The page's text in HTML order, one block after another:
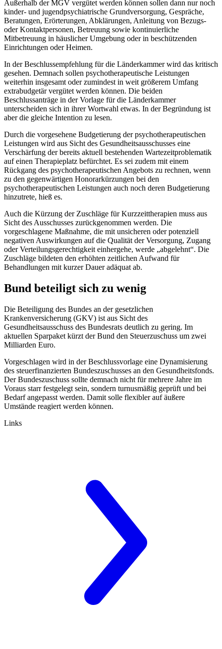
Außerhalb der MGV vergütet werden können sollen dann nur noch
kinder- und jugendpsychiatrische Grundversorgung, Gespräche,
Beratungen, Erörterungen, Abklärungen, Anleitung von Bezugs-
oder Kontaktpersonen, Betreuung sowie kontinuierliche
Mitbetreuung in häuslicher Umgebung oder in beschützenden
Einrichtungen oder Heimen.
In der Beschlussempfehlung für die Länderkammer wird das kritisch
gesehen. Demnach sollen psychotherapeutische Leistungen
weiterhin insgesamt oder zumindest in weit größerem Umfang
extrabudgetär vergütet werden können. Die beiden
Beschlussanträge in der Vorlage für die Länderkammer
unterscheiden sich in ihrer Wortwahl etwas. In der Begründung ist
aber die gleiche Intention zu lesen.
Durch die vorgesehene Budgetierung der psychotherapeutischen
Leistungen wird aus Sicht des Gesundheitsausschusses eine
Verschärfung der bereits aktuell bestehenden Wartezeitproblematik
auf einen Therapieplatz befürchtet. Es sei zudem mit einem
Rückgang des psychotherapeutischen Angebots zu rechnen, wenn
zu den gegenwärtigen Honorarkürzungen bei den
psychotherapeutischen Leistungen auch noch deren Budgetierung
hinzutrete, hieß es.
Auch die Kürzung der Zuschläge für Kurzzeittherapien muss aus
Sicht des Ausschusses zurückgenommen werden. Die
vorgeschlagene Maßnahme, die mit unsicheren oder potenziell
negativen Auswirkungen auf die Qualität der Versorgung, Zugang
oder Verteilungsgerechtigkeit einhergehe, werde „abgelehnt“. Die
Zuschläge bildeten den erhöhten zeitlichen Aufwand für
Behandlungen mit kurzer Dauer adäquat ab.
Bund beteiligt sich zu wenig
Die Beteiligung des Bundes an der gesetzlichen
Krankenversicherung (GKV) ist aus Sicht des
Gesundheitsausschuss des Bundesrats deutlich zu gering. Im
aktuellen Sparpaket kürzt der Bund den Steuerzuschuss um zwei
Milliarden Euro.
Vorgeschlagen wird in der Beschlussvorlage eine Dynamisierung
des steuerfinanzierten Bundeszuschusses an den Gesundheitsfonds.
Der Bundeszuschuss sollte demnach nicht für mehrere Jahre im
Voraus starr festgelegt sein, sondern turnusmäßig geprüft und bei
Bedarf angepasst werden. Damit solle flexibler auf äußere
Umstände reagiert werden können.
Links